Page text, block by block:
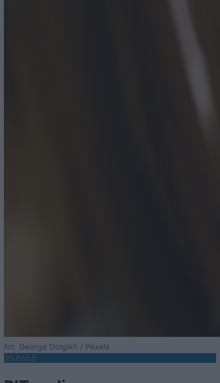
fot. George Dolgikh / Pexels
APLIKACJE